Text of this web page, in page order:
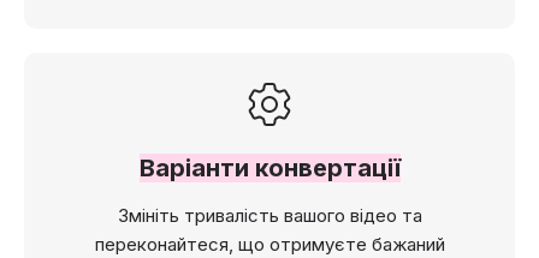
Варіанти конвертації
Змініть тривалість вашого відео та
переконайтеся, що отримуєте бажаний